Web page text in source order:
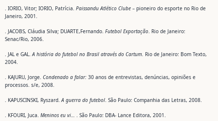
. IORIO, Vitor; IORIO, Patrícia. Paissandu Atlético Clube – pioneiro do esporte no Rio de
Janeiro, 2001.
. JACOBS, Cláudia Silva; DUARTE,Fernando. Futebol Exportação. Rio de Janeiro:
Senac/Rio, 2006.
. JAL e GAL.A história do futebol no Brasil através do Cartum. Rio de Janeiro: Bom Texto,
2004.
. KAJURU, Jorge. Condenado a falar: 30 anos de entrevistas, denúncias, opiniões e
processos. s/e, 2008.
. KAPUSCINSKI, Ryszard.A guerra do futebol. São Paulo: Companhia das Letras, 2008.
. KFOURI, Juca. Meninos eu vi… . São Paulo: DBA- Lance Editora, 2001.